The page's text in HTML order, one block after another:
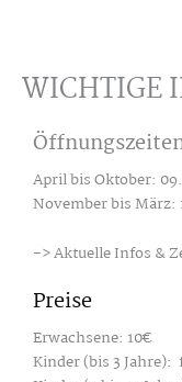
WICHTIGE
April bis Oktober:
November bis März:
-> Aktuelle Infos &
Preise
Erwachsene: 10€
Kinder (bis 3 Jahre):